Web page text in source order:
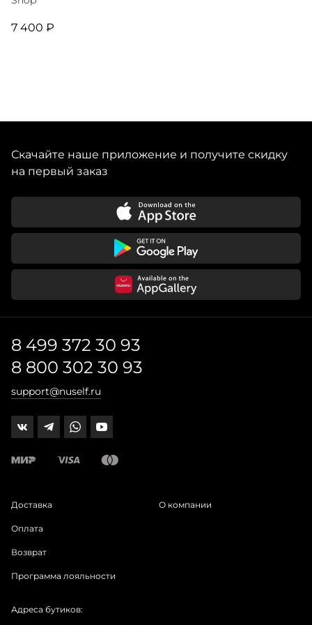
7 400 ₽
Скачайте наше приложение и получите скидку
на первый заказ
8 499 372 30 93
8 800 302 30 93
support@nuself.ru
Доставка
Оплата
Возврат
Программа лояльности
О компании
Адреса бутиков: